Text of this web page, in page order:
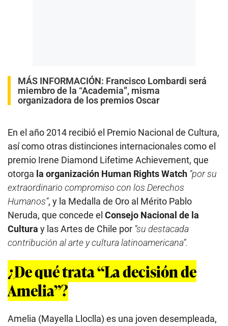
MÁS INFORMACIÓN: Francisco Lombardi será
miembro de la “Academia”, misma
organizadora de los premios Oscar
En el año 2014 recibió el Premio Nacional de Cultura,
así como otras distinciones internacionales como el
premio Irene Diamond Lifetime Achievement, que
otorga la organización Human Rights Watch “por su
extraordinario compromiso con los Derechos
Humanos”, y la Medalla de Oro al Mérito Pablo
Neruda, que concede el Consejo Nacional de la
Cultura y las Artes de Chile por “su destacada
contribución al arte y cultura latinoamericana”.
¿De qué trata “La decisión de
Amelia”?
Amelia (Mayella Lloclla) es una joven desempleada,